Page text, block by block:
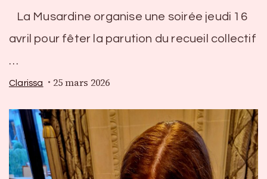
La Musardine organise une soirée jeudi 16
avril pour fêter la parution du recueil collectif
…
Clarissa 25 mars 2026